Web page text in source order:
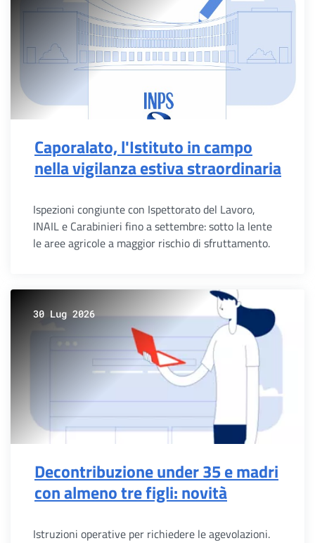
Caporalato, l'Istituto in campo
nella vigilanza estiva straordinaria
Ispezioni congiunte con Ispettorato del Lavoro,
INAIL e Carabinieri fino a settembre: sotto la lente
le aree agricole a maggior rischio di sfruttamento.
30 Lug 2026
Decontribuzione under 35 e madri
con almeno tre figli: novità
Istruzioni operative per richiedere le agevolazioni.